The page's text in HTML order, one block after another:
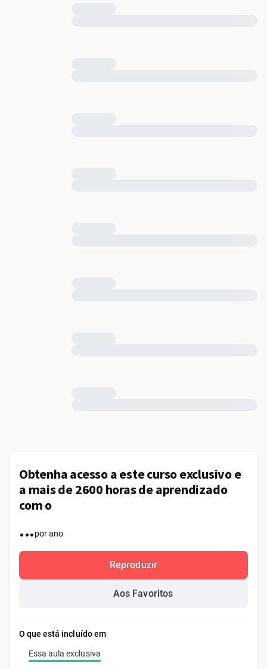
Obtenha acesso a este curso exclusivo e
a mais de 2600 horas de aprendizado
com o
...por ano
Reproduzir
Aos Favoritos
O que está incluído em
Essa aula exclusiva